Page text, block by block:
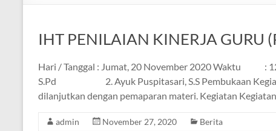
IHT PENILAIAN KINERJA GURU
Hari / Tanggal : Jumat, 20 November 2020 Waktu :
S.Pd 2. Ayuk Puspitasari, S.S Pembukaan
dilanjutkan dengan pemaparan materi. Kegiatan
admin November 27, 2020 Berita